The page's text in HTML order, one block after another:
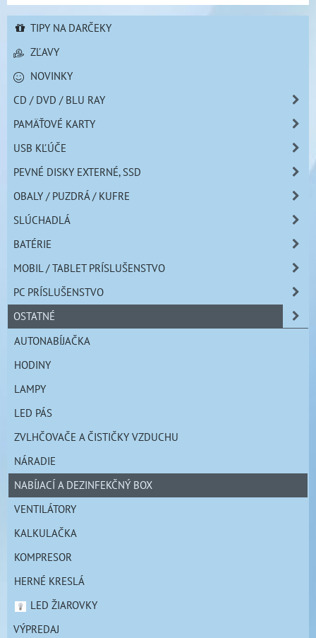
TIPY NA DARČEKY
ZĽAVY
NOVINKY
CD / DVD / BLU RAY
PAMÄŤOVÉ KARTY
USB KĽÚČE
PEVNÉ DISKY EXTERNÉ, SSD
OBALY / PUZDRÁ / KUFRE
SLÚCHADLÁ
BATÉRIE
MOBIL / TABLET PRÍSLUŠENSTVO
PC PRÍSLUŠENSTVO
OSTATNÉ
AUTONABÍJAČKA
HODINY
LAMPY
LED PÁS
ZVLHČOVAČE A ČISTIČKY VZDUCHU
NÁRADIE
NABÍJACÍ A DEZINFEKČNÝ BOX
VENTILÁTORY
KALKULAČKA
KOMPRESOR
HERNÉ KRESLÁ
LED ŽIAROVKY
VÝPREDAJ